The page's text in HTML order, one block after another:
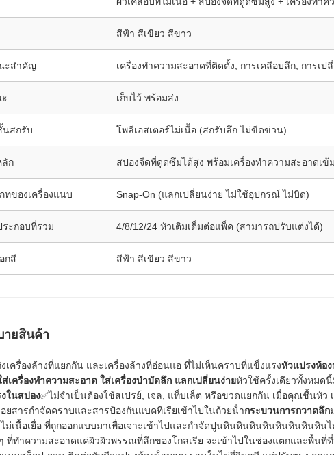
สีฟ้า สีเขียว สีขาว
ะสําคัญ เครื่องทําความสะอาดที่ติดตั้ง, การเคลือบลึก, การเป
เก็บไว้ พร้อมส่ง
นสกรับ โพลีเอสเตอร์ไม่เนื้อ (สกรับลึก ไม่ขีดข่วน)
ลัก สปองจืดที่ดูดซึมได้สูง พร้อมเครื่องทําความสะอาดเข้
ทของเครื่องแนบ Snap-On (แลกเปลี่ยนง่าย ไม่ใช้อุปกรณ์ ไม่บิด)
ะกอบที่รวม 4/8/12/24 หัวเติมเต็มต่อแพ็ค (สามารถปรับแต่งได้)
กสี สีฟ้า สีเขียว สีขาว
ายสินค้า
เครื่องล้างที่แยกกัน และเครื่องล้างที่อ่อนแอ ที่ไม่เห็นคราบที่แข็งแรงหัวแปรงห้อ
เครื่องทําความสะอาด ใส่เครื่องบําบัดลึก แลกเปลี่ยนง่ายหัวใช้ครั้งเดียวทั้งหมด
ในสปอง✅ไม่จําเป็นต้องใช้สเปรย์, เจล, แท็บเล็ต หรือขวดแยกกัน เมื่อคุณชื้นหัว
ยสารกําจัดคราบและสารป้องกันแบคทีเรียเข้าไปในถ้วยน้ํากระบวนการกวาดลึก
ม่เนื้อเยื่อ ที่ถูกออกแบบมาเพื่อเจาะเข้าไปและกําจัดปูนหินหินหินหินหินหินหินหินไ
ที่ทําความสะอาดแค่ผิวผิวพรรณที่ลึกของโกลเรีย จะเข้าไปในช่องแตกและพื้นที่ที่